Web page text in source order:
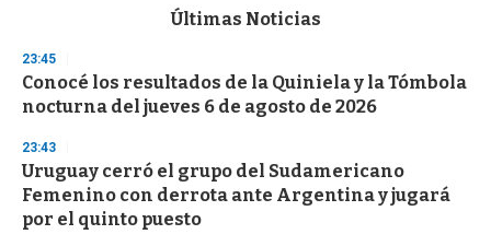
d
s
o
f
3
s
e
c
o
Últimas Noticias
23:45
Conocé los resultados de la Quiniela y la Tómbola
nocturna del jueves 6 de agosto de 2026
23:43
Uruguay cerró el grupo del Sudamericano
Femenino con derrota ante Argentina y jugará
por el quinto puesto